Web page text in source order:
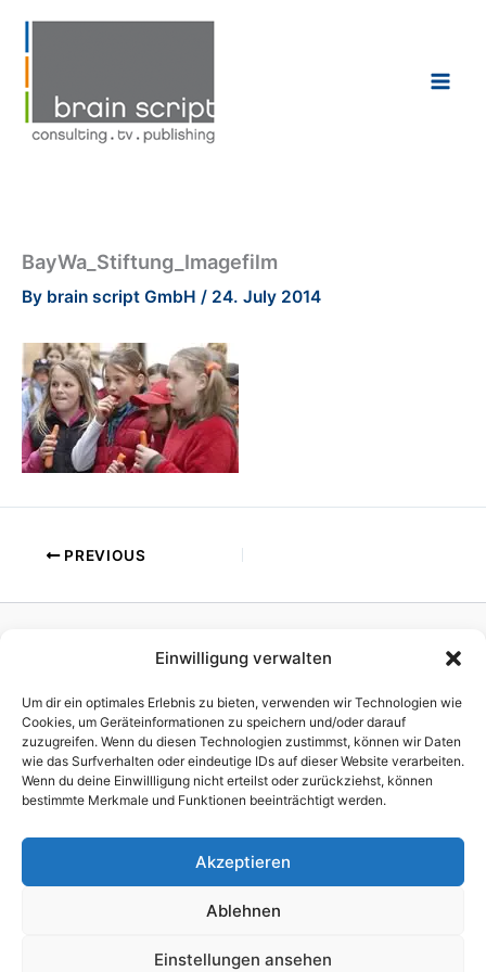
Einwilligung verwalten
Um dir ein optimales Erlebnis zu bieten, verwenden wir Technologien wie
Cookies, um Geräteinformationen zu speichern und/oder darauf
zuzugreifen. Wenn du diesen Technologien zustimmst, können wir Daten
wie das Surfverhalten oder eindeutige IDs auf dieser Website verarbeiten.
Wenn du deine Einwillligung nicht erteilst oder zurückziehst, können
bestimmte Merkmale und Funktionen beeinträchtigt werden.
Akzeptieren
Ablehnen
Einstellungen ansehen
BayWa_Stiftung_Imagefilm
By brain script GmbH / 24. July 2014
PREVIOUS
Homepage
Publisher
TV Production
News
References
Awards
Impressum